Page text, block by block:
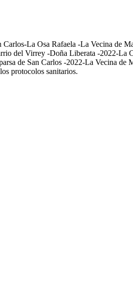
La Osa Rafaela -La Vecina de
del Virrey -Doña Liberata -2022-La
de San Carlos -2022-La Vecina de
protocolos sanitarios.